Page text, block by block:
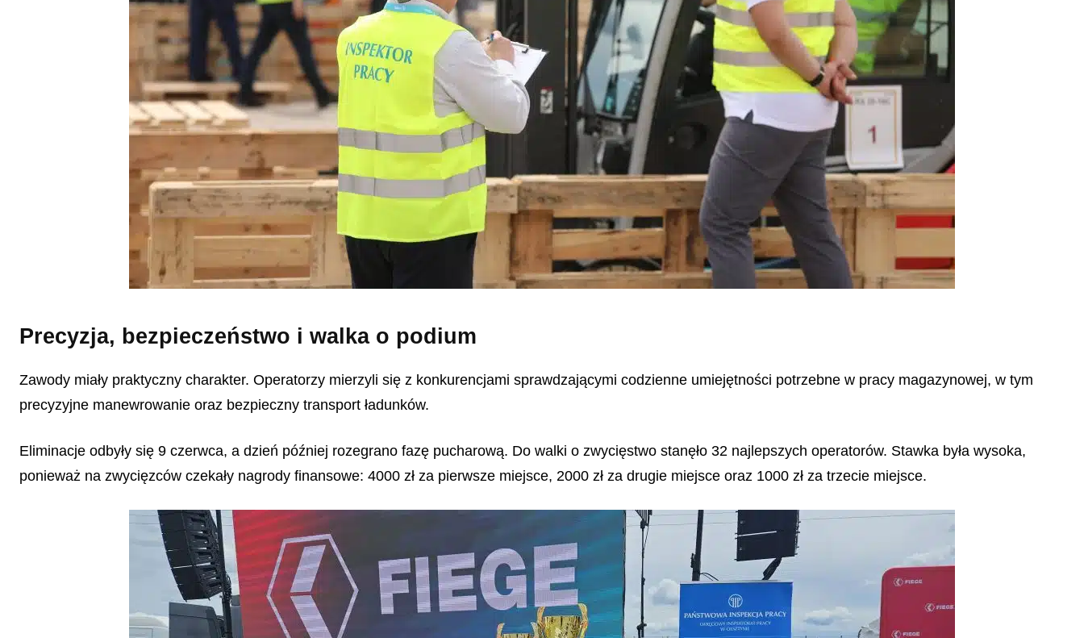
Precyzja, bezpieczeństwo i walka o podium
Zawody miały praktyczny charakter. Operatorzy mierzyli się z konkurencjami sprawdzającymi codzienne umiejętności potrzebne w pracy magazynowej, w tym
precyzyjne manewrowanie oraz bezpieczny transport ładunków.
Eliminacje odbyły się 9 czerwca, a dzień później rozegrano fazę pucharową. Do walki o zwycięstwo stanęło 32 najlepszych operatorów. Stawka była wysoka,
ponieważ na zwycięzców czekały nagrody finansowe: 4000 zł za pierwsze miejsce, 2000 zł za drugie miejsce oraz 1000 zł za trzecie miejsce.